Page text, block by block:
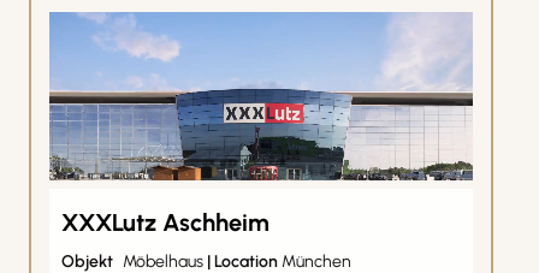
XXXLutz Aschheim
Objekt Möbelhaus |LocationMünchen